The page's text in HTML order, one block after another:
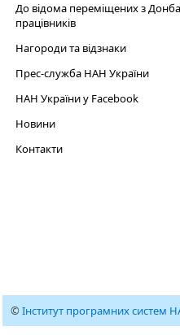
До відома переміщених з
працівників
Нагороди та відзнаки
Прес-служба НАН України
НАН України у Facebook
Новини
Контакти
©Інститут програмних систем